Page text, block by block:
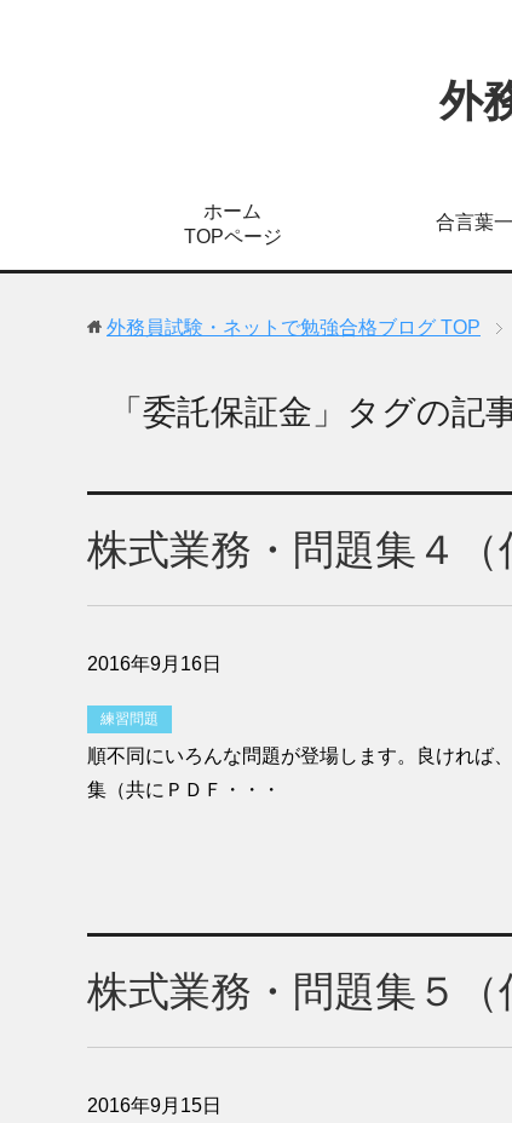
外
ホーム
TOPページ
合言葉
外務員試験・ネットで勉強合格ブログ TOP
「委託保証金」タグの記
株式業務・問題集４（
2016年9月16日
練習問題
順不同にいろんな問題が登場します。良ければ
集（共にＰＤＦ・・・
株式業務・問題集５（
2016年9月15日